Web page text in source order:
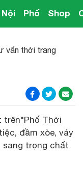
Nội Phố Shop
vấn thời trang
trên"Phố Thời
đầm xòe, váy
sang trọng chất